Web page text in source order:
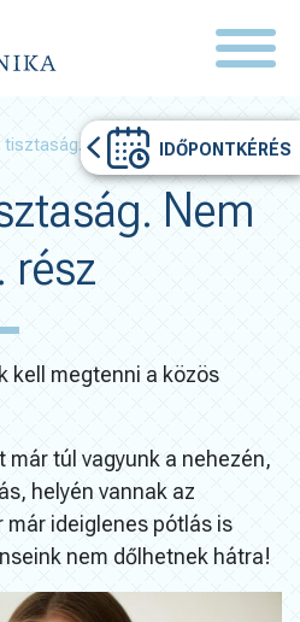
IDŐPONTKÉRÉS
Nem ugyan az! 4. rész
Nem
rész
kell megtenni a közös
túl vagyunk a nehezén,
helyén vannak az
ideiglenes pótlás is
nem dőlhetnek hátra!